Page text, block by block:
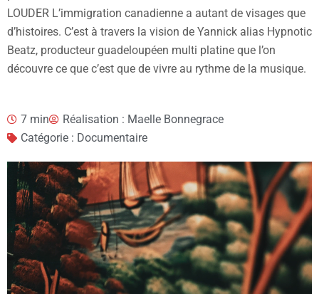
LOUDER L’immigration canadienne a autant de visages que
d’histoires. C’est à travers la vision de Yannick alias Hypnotic
Beatz, producteur guadeloupéen multi platine que l’on
découvre ce que c’est que de vivre au rythme de la musique.
7 min
Réalisation : Maelle Bonnegrace
Catégorie : Documentaire